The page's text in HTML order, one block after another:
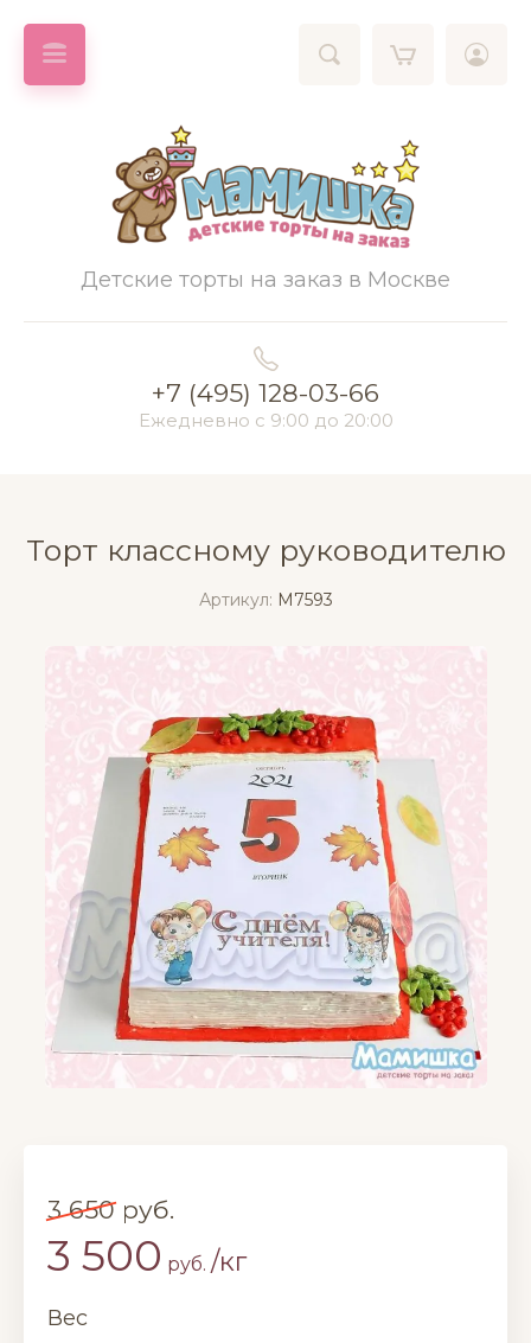
Детские торты на заказ в Москве
+7 (495) 128-03-66
Ежедневно с 9:00 до 20:00
Торт классному руководителю
Артикул: M7593
3 650руб.
3 500 руб. /кг
Вес